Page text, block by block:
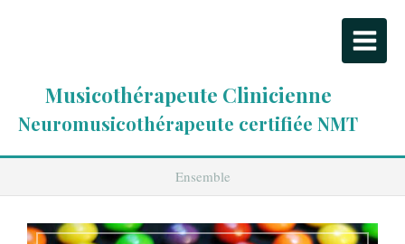
Musicothérapeute Clinicienne
Neuromusicothérapeute certifiée NMT
Ensemble